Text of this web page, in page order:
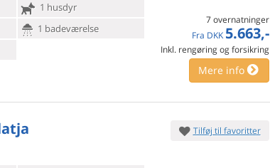
1 husdyr
1 badeværelse
7 overnatninger
Fra DKK 5.663,-
Inkl. rengøring og forsikring
Mere info
Tilføj til favoritter